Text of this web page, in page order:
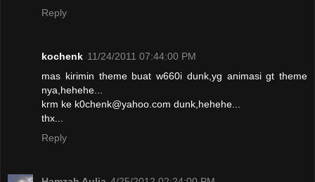
Reply
kochenk 11/24/2011 07:44:00 PM
mas kirimin theme buat w660i dunk,yg animasi gt theme
nya,hehehe...
krm ke k0chenk@yahoo.com dunk,hehehe...
thx...
Reply